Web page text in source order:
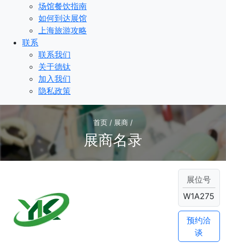
场馆餐饮指南
如何到达展馆
上海旅游攻略
联系
联系我们
关于德钛
加入我们
隐私政策
首页 / 展商 /
展商名录
展位号
W1A275
预约洽
谈